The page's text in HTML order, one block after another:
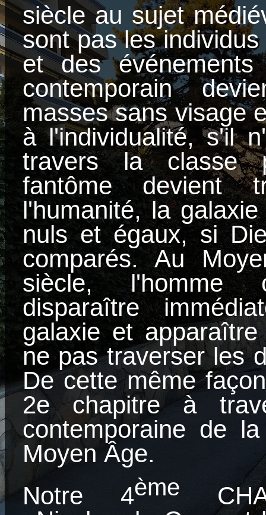
siècle au sujet
sont pas les
et des événements
contemporain
masses sans visage
à l'individualité, s'il
travers la classe
fantôme devient
l'humanité, la
nuls et égaux, si
comparés. Au
siècle, l'homme
disparaître
galaxie et
ne pas traverser les
De cette même
2e chapitre à
contemporaine de
Moyen Âge.
Notre 4ème CHAPITRE s’intitulera «Nicolas de Cues et l'Italie par Cassirer». En dehors des limites temporaires de Nicolas de Cues, Cassier sera illustré par ses propres études des influences directes et indirectes de Cassirer. Nous étudierons les philosophes du XVe siècle et de 150 d'ans suivants en Italie afin de souligner le fait que Cassirer était le premier philosophe qui démontre l’influence totale de Nicolas de Cues sur cette même époque. Ici, le concept de "devenir reconnu" et la nationalité sera comparée avec plusieurs listes des noms qui ne devaient jamais être reconnus au passé, au XXe, et au XXIe siècle. L'évidence des empreintes reflétera la guerre infinie entre des commentateurs et des inventeurs originaux. Sous le masque de l'héritage classique d'humanité, nos études de Cassirer démontreront la relation réelle des imitateurs à la science classique et la nouvelle sagesse sans consécration. Les partisans indirects de la nouvelle conception renforcent nos racines historiques de l'union entre la nature et l'esprit humain. Ces études de la problématique (A) dévoileront que la logique découvre les nouveaux concepts de la réalité créative, car la nouvelle langue illustre le nouveau mythe et sa vérité naturelle. Leur base n'est que la conscience médiévale. (B) Notre recherche de la problématique (B) présentera l'intérêt à la nature qui fait modifier les valeurs du christianisme à travers le mysticisme. Le sentiment mystique s'unit avec la totalité de l'Être. Avec la Renaissance, les frontières disparaissent entre toutes les distinctions opposées. Leur coïncidence était impossible à l'époque du temps obscur du VIe au Xe siècle. –(C) Notre analyse de la problématique (C) reviendra avec Cassirer vers l'histoire de la philosophie, par laquelle Thode a décrit le nouveau trait dans les bénéficions de François d'Assise. Notre thèse compare le même feu spirituel de François d'Assise et la grande demande dans le Canon pour non décédés (kanón 105 anapafsímos is kímasin) de Kassia poétesse byzantine. Elle prie l'amour à Dieu, à toute l'humanité. Elle découvre la beauté de toute la nature. Elle prie et Dieu excuse toutes les créatures qui vivent dans l'amour sous la